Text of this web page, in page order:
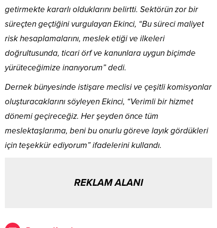
getirmekte kararlı olduklarını belirtti. Sektörün zor bir
süreçten geçtiğini vurgulayan Ekinci, “Bu süreci maliyet
risk hesaplamalarını, meslek etiği ve ilkeleri
doğrultusunda, ticari örf ve kanunlara uygun biçimde
yürüteceğimize inanıyorum” dedi.
Dernek bünyesinde istişare meclisi ve çeşitli komisyonlar
oluşturacaklarını söyleyen Ekinci, “Verimli bir hizmet
dönemi geçireceğiz. Her şeyden önce tüm
meslektaşlarıma, beni bu onurlu göreve layık gördükleri
için teşekkür ediyorum” ifadelerini kullandı.
REKLAM ALANI